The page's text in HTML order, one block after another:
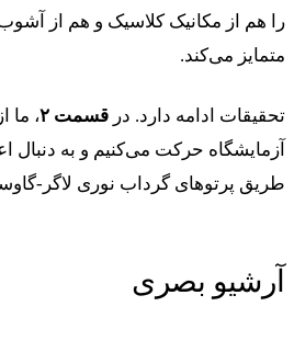
را هم از مکانیک کلاسیک و هم از آشوب
متمایز می‌کند.
تحقیقات ادامه دارد. در قسمت ۲
، ما
آزمایشگاه حرکت می‌کنیم و به دنبال
طریق پرتوهای گرداب نوری لاگر-
آرشیو بصری